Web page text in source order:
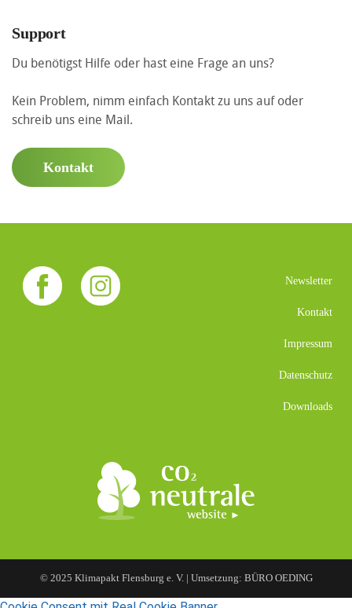
Support
Du benötigst Hilfe oder hast eine Frage an uns?
Kein Problem, nimm einfach Kontakt zu uns auf oder
schreib uns eine Mail.
Kontakt
Newsletter
Kontakt
Impressum
Datenschutz
Downloads
© 2025 Klimapakt Flensburg e. V. | Umsetzung: BÜRO OEDING